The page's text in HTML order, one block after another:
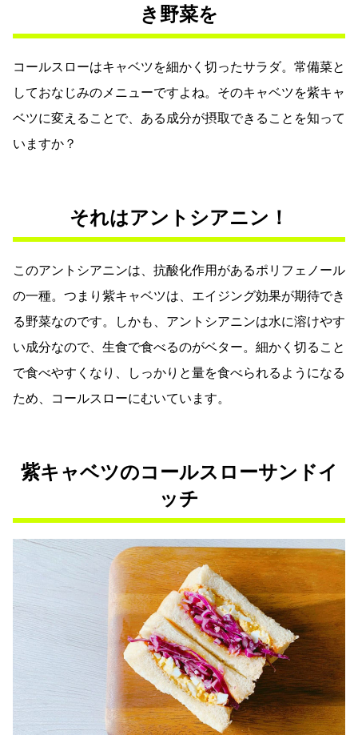
き野菜を
コールスローはキャベツを細かく切ったサラダ。常備菜と
しておなじみのメニューですよね。そのキャベツを紫キャ
ベツに変えることで、ある成分が摂取できることを知って
いますか？
それはアントシアニン！
このアントシアニンは、抗酸化作用があるポリフェノール
の一種。つまり紫キャベツは、エイジング効果が期待でき
る野菜なのです。しかも、アントシアニンは水に溶けやす
い成分なので、生食で食べるのがベター。細かく切ること
で食べやすくなり、しっかりと量を食べられるようになる
ため、コールスローにむいています。
紫キャベツのコールスローサンドイ
ッチ